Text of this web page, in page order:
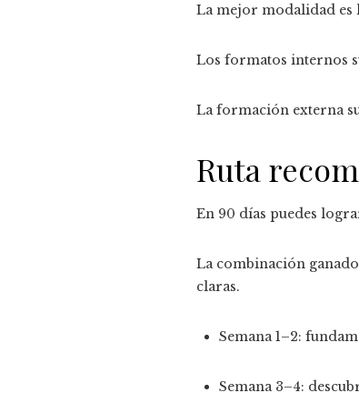
La mejor modalidad es
Los formatos internos
La formación externa
Ruta
En 90 días puedes
La combinación
claras.
Semana 1–2:
Semana 3–4: